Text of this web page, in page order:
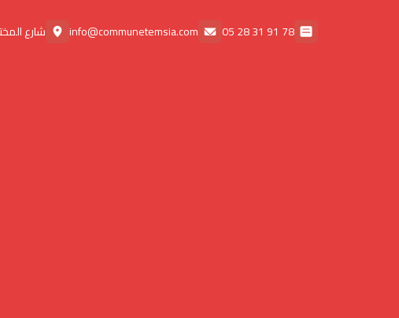
78 91 31 28 05
info@communetemsia.com شارع